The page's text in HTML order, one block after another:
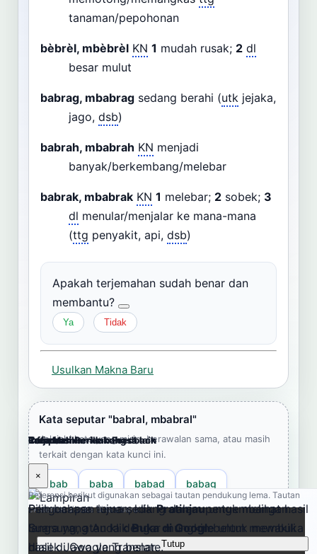
tanaman/pepohonan
bèbrèl, mbèbrèl KN 1 mudah rusak; 2 dl
besar mulut
babrag, mbabrag sedang berahi (utk jejaka,
jago, dsb)
babrah, mbabrah KN menjadi
banyak/berkembang/melebar
babrak, mbabrak KN 1 melebar; 2 sobek; 3
dl menular/menjalar ke mana-mana
(ttg penyakit, api, dsb)
Apakah terjemahan sudah benar dan
membantu?
Ya Tidak
Usulkan Makna Baru
Cara Memberikan Feedback
×
Lampiran
×
Referensi Pendukung
×
Referensi berikut digunakan sebagai tautan pendukung lema. Tautan
eksternal dibuka di tab baru.
Tutup
Informasi
×
Pengucapan lema sedang dalam pengembangan.
Suara yang Anda dengar mungkin belum mewakili
dialek Jawa yang benar.
Terjemahkan ke bahasa lain
×
Pilih bahasa tujuan, klikPratinjauuntuk melihat hasil
langsung, atau klikBuka di Googleuntuk membuka
hasil di Google Translate.
Kata seputar "babral, mbabral"
Jelajahi kata yang mirip, berawalan sama, atau masih
terkait dengan kata kunci ini.
bab baba babad babag
babag, babagan babah babak
babak salu babal baban